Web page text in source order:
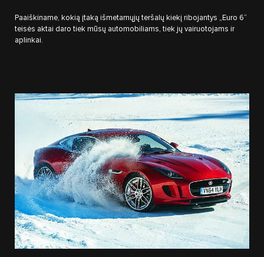
Paaiškiname, kokią įtaką išmetamųjų teršalų kiekį ribojantys „Euro 6“
teisės aktai daro tiek mūsų automobiliams, tiek jų vairuotojams ir
aplinkai.